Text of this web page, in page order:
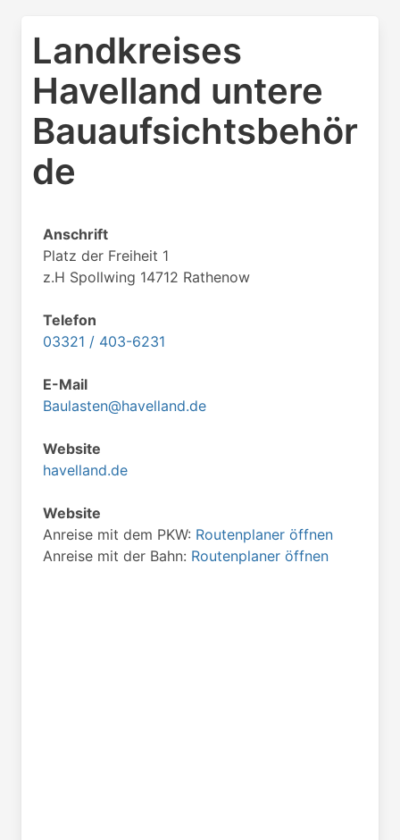
Landkreises
Havelland untere
Bauaufsichtsbehör
de
Anschrift
Platz der Freiheit 1
z.H Spollwing 14712 Rathenow
Telefon
03321 / 403-6231
E-Mail
Baulasten@havelland.de
Website
havelland.de
Website
Anreise mit dem PKW: Routenplaner öffnen
Anreise mit der Bahn: Routenplaner öffnen